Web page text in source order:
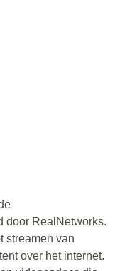
door RealNetworks.
streamen van
over het internet.